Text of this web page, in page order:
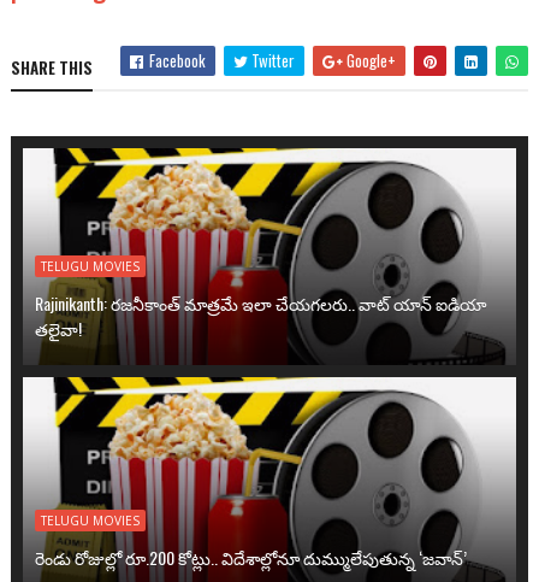
SHARE THIS Facebook Twitter Google+
TELUGU MOVIES
Rajinikanth: రజనీకాంత్ మాత్రమే ఇలా చేయగలరు.. వాట్ యాన్ ఐడియా
తలైవా!
TELUGU MOVIES
రెండు రోజుల్లో రూ.200 కోట్లు.. విదేశాల్లోనూ దుమ్ములేపుతున్న ‘జవాన్’